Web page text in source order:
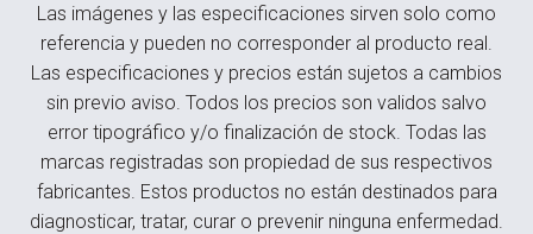
Las imágenes y las especificaciones sirven solo como
referencia y pueden no corresponder al producto real.
Las especificaciones y precios están sujetos a cambios
sin previo aviso. Todos los precios son validos salvo
error tipográfico y/o finalización de stock. Todas las
marcas registradas son propiedad de sus respectivos
fabricantes. Estos productos no están destinados para
diagnosticar, tratar, curar o prevenir ninguna enfermedad.